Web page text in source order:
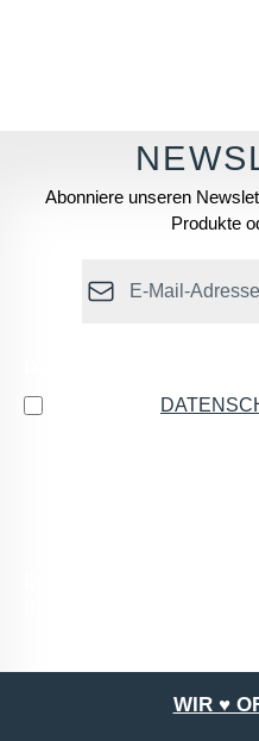
Abonniere unseren
Produkte
WIR ♥